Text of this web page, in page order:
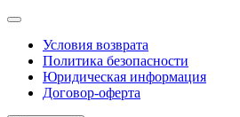
Условия возврата
Политика безопасности
Юридическая информация
Договор-оферта